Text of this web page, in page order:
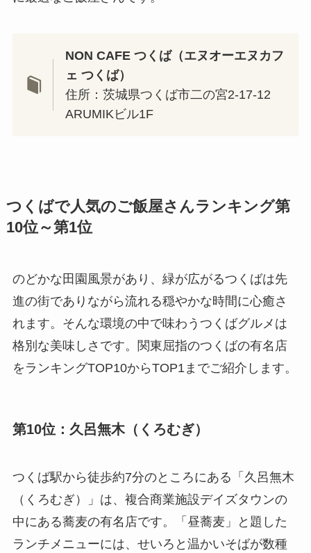
NON CAFE つくば（エヌオーエヌカフ
ェ つくば）
住所：茨城県つくば市二の宮2-17-12
ARUMIKビル1F
つくばで人気のご飯屋さんランキング第
10位～第1位
のどかな田園風景があり、緑が広がるつくばは先
進の街でありながら流れる穏やかな時間に心癒さ
れます。そんな環境の中で味わうつくばグルメは
格別な美味しさです。関東屈指のつくばの有名店
をランキングTOP10からTOP1までご紹介します。
第10位：久呂無木（くろむぎ）
つくば駅から徒歩約7分のところにある「久呂無木
（くろむぎ）」は、複合商業施設デイズタウンの
中にある蕎麦の有名店です。「昼蕎麦」と題した
ランチメニューには、せいろと温かいそばが数種